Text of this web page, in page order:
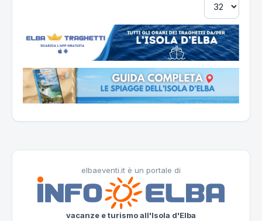
elbaeventi.it è un portale di
vacanze e turismo all'Isola d'Elba